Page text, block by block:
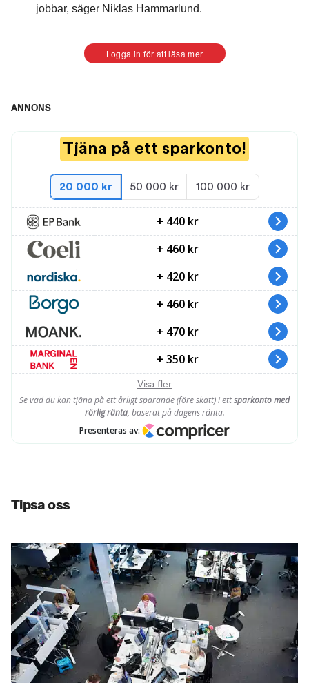
jobbar, säger Niklas Hammarlund.
Logga in för att läsa mer
0:36
ANNONS
Tipsa oss